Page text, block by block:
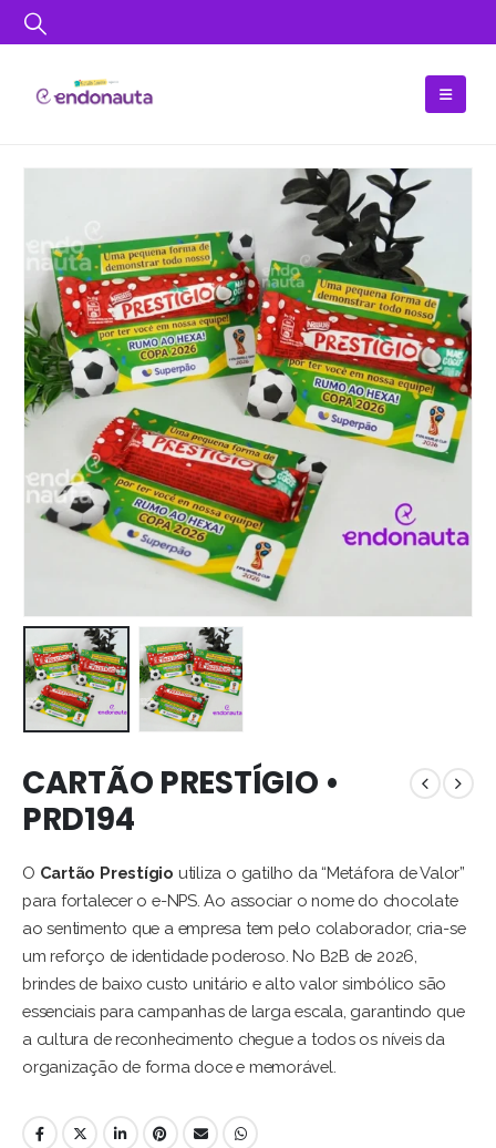
CARTÃO PRESTÍGIO •
PRD194
O Cartão Prestígio utiliza o gatilho da “Metáfora de Valor”
para fortalecer o e-NPS. Ao associar o nome do chocolate
ao sentimento que a empresa tem pelo colaborador, cria-se
um reforço de identidade poderoso. No B2B de 2026,
brindes de baixo custo unitário e alto valor simbólico são
essenciais para campanhas de larga escala, garantindo que
a cultura de reconhecimento chegue a todos os níveis da
organização de forma doce e memorável.